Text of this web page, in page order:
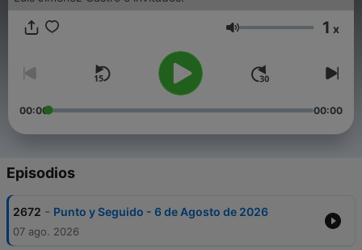
Volumen 1 x
00:00 00:00
Episodios
2672 - Punto y Seguido - 6 de Agosto de 2026
07 ago. 2026